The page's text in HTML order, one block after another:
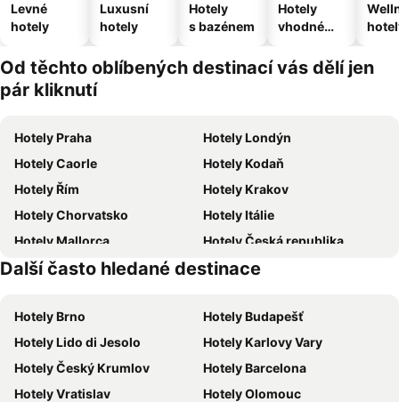
Levné
hotely
Luxusní
hotely
Hotely
s bazénem
Hotely
vhodné
domácí
zvířata
Od těchto oblíbených destinací vás dělí jen
pár kliknutí
Hotely Praha
Hotely Londýn
Hotely Caorle
Hotely Kodaň
Hotely Řím
Hotely Krakov
Hotely Chorvatsko
Hotely Itálie
Hotely Mallorca
Hotely Česká republika
Hotely Istrie
Hotely Šumava
Další často hledané destinace
Hotely Brno
Hotely Budapešť
Hotely Lido di Jesolo
Hotely Karlovy Vary
Hotely Český Krumlov
Hotely Barcelona
Hotely Vratislav
Hotely Olomouc